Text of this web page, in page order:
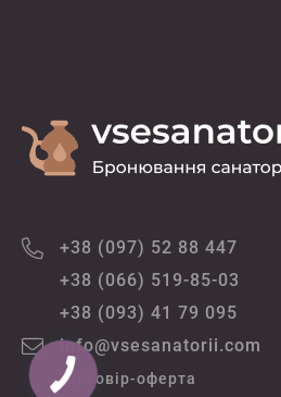
+38 (097) 52 88 447
+38 (066) 519-85-03
+38 (093) 41 79 095
info@vsesanatorii.com
Договір-оферта